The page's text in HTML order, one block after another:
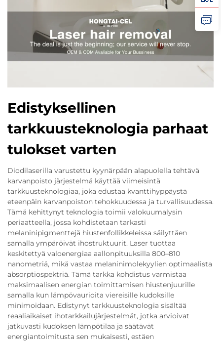
Edistyksellinen
tarkkuusteknologia parhaat
tulokset varten
Diodilaserilla varustettu kyynärpään alapuolella tehtävä
karvanpoisto järjestelmä käyttää viimeisintä
tarkkuusteknologiaa, joka edustaa kvanttihyppäystä
eteenpäin karvanpoiston tehokkuudessa ja turvallisuudessa.
Tämä kehittynyt teknologia toimii valokuumalysin
periaatteella, jossa kohdistetaan tarkasti
melaninipigmenttejä hiustenfollikkeleissa säilyttäen
samalla ympäröivät ihostruktuurit. Laser tuottaa
keskitettyä valoenergiaa aallonpituuksilla 800–810
nanometriä, mikä vastaa melaninimolekyylien optimaalista
absorptiospektriä. Tämä tarkka kohdistus varmistaa
maksimaalisen energian toimittamisen hiustenjuurille
samalla kun lämpövaurioita viereisille kudoksille
minimoidaan. Edistynyt tarkkuusteknologia sisältää
reaaliaikaiset ihotarkkailujärjestelmät, jotka arvioivat
jatkuvasti kudoksen lämpötilaa ja säätävät
energiantoimitusta sen mukaisesti, estäen